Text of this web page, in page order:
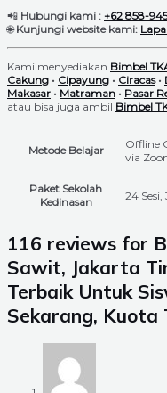
📲 Hubungi kami : +62 858-
🌐Kunjungi website kami:
Kami menyediakan Bimbel
Cakung • Cipayung • Ciracas•
Makasar • Matraman • Pasar
atau bisa juga ambil Bimbel
Metode Belajar
Offline
via
Paket Sekolah
Kedinasan
24 Sesi,
116 reviews for
Sawit, Jakarta
Terbaik Untuk
Sekarang, Kuota